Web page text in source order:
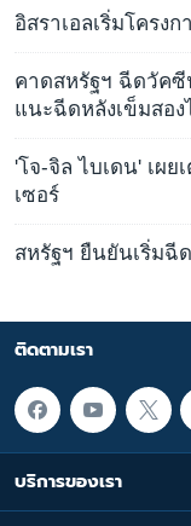
อิสราเอลเริ่มโครง
คาดสหรัฐฯ ฉีดวัคซี
แนะฉีดหลังเข็มสอง
'โจ-จิล ไบเดน' เผ
เซอร์
สหรัฐฯ ยืนยันเริ่มฉี
ติดตามเรา
บริการของเรา